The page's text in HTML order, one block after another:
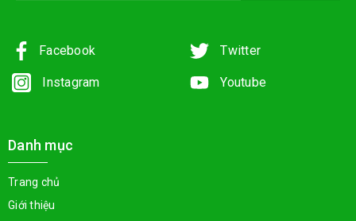
Facebook Twitter
Instagram Youtube
Danh mục
Trang chủ
Giới thiệu